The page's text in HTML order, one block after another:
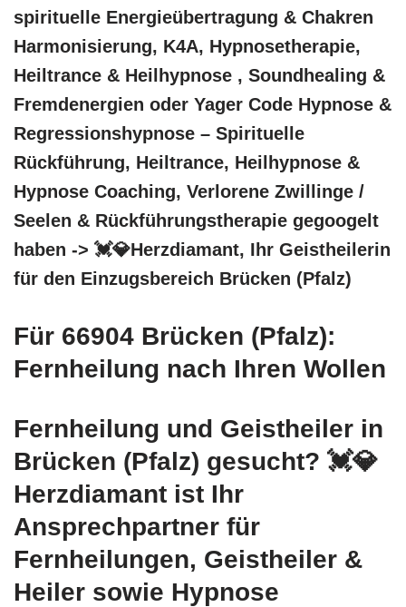
spirituelle Energieübertragung & Chakren
Harmonisierung, K4A, Hypnosetherapie,
Heiltrance & Heilhypnose , Soundhealing &
Fremdenergien oder Yager Code Hypnose &
Regressionshypnose – Spirituelle
Rückführung, Heiltrance, Heilhypnose &
Hypnose Coaching, Verlorene Zwillinge /
Seelen & Rückführungstherapie gegoogelt
haben -> 💓️💎Herzdiamant, Ihr Geistheilerin
für den Einzugsbereich Brücken (Pfalz)
Für 66904 Brücken (Pfalz):
Fernheilung nach Ihren Wollen
Fernheilung und Geistheiler in
Brücken (Pfalz) gesucht? 💓️💎
Herzdiamant ist Ihr
Ansprechpartner für
Fernheilungen, Geistheiler &
Heiler sowie Hypnose